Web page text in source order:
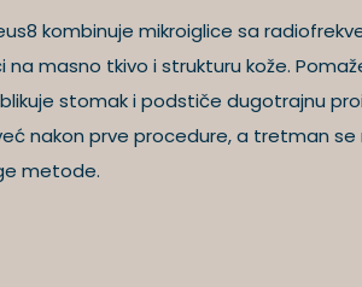
kombinuje mikroiglice sa
na masno tkivo i strukturu kože.
stomak i podstiče dugotrajnu
nakon prve procedure, a tretman
metode.